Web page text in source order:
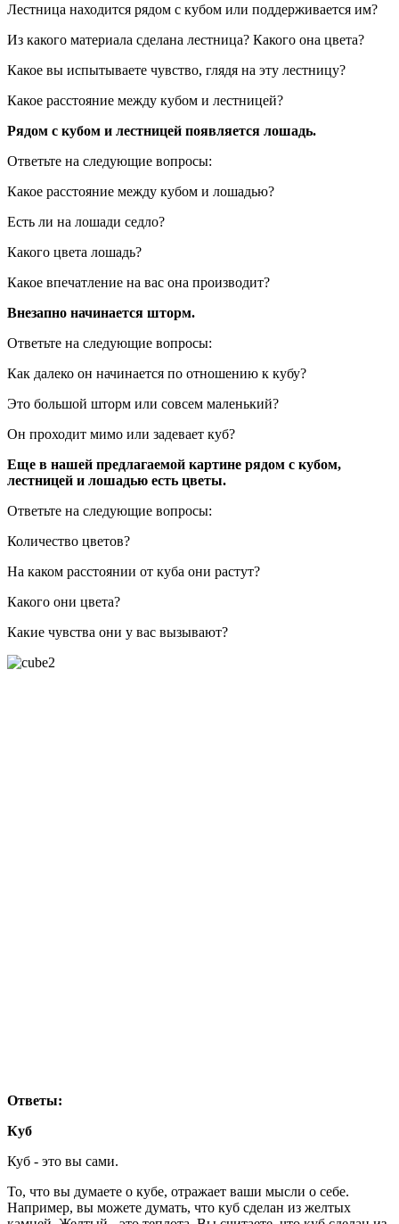
Лестница находится рядом с кубом или поддерживается им?
Из какого материала сделана лестница? Какого она цвета?
Какое вы испытываете чувство, глядя на эту лестницу?
Какое расстояние между кубом и лестницей?
Рядом с кубом и лестницей появляется лошадь.
Ответьте на следующие вопросы:
Какое расстояние между кубом и лошадью?
Есть ли на лошади седло?
Какого цвета лошадь?
Какое впечатление на вас она производит?
Внезапно начинается шторм.
Ответьте на следующие вопросы:
Как далеко он начинается по отношению к кубу?
Это большой шторм или совсем маленький?
Он проходит мимо или задевает куб?
Еще в нашей предлагаемой картине рядом с кубом,
лестницей и лошадью есть цветы.
Ответьте на следующие вопросы:
Количество цветов?
На каком расстоянии от куба они растут?
Какого они цвета?
Какие чувства они у вас вызывают?
Ответы:
Куб
Куб - это вы сами.
То, что вы думаете о кубе, отражает ваши мысли о себе.
Например, вы можете думать, что куб сделан из желтых